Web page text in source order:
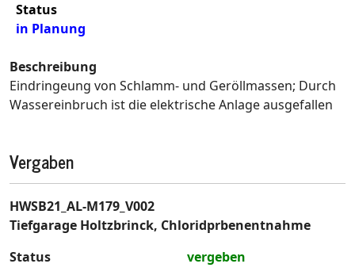
Status
in Planung
Beschreibung
Eindringeung von Schlamm- und Geröllmassen; Durch
Wassereinbruch ist die elektrische Anlage ausgefallen
Vergaben
HWSB21_AL-M179_V002
Tiefgarage Holtzbrinck, Chloridprbenentnahme
Status
vergeben